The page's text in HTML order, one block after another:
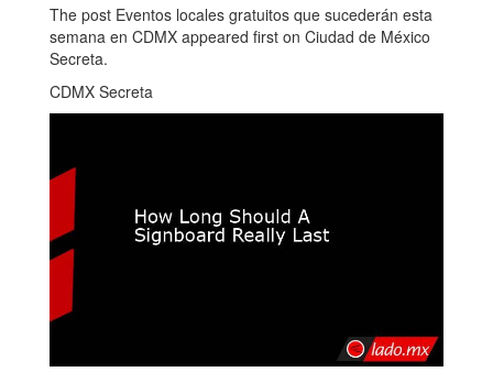
The post Eventos locales gratuitos que sucederán esta
semana en CDMX appeared first on Ciudad de México
Secreta.
CDMX Secreta